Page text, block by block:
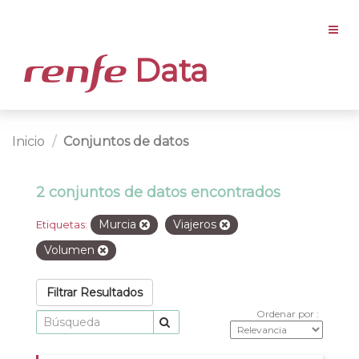
Data
Inicio Conjuntos de datos
2 conjuntos de datos encontrados
Etiquetas: Murcia
Viajeros
Volumen
Filtrar Resultados
Ordenar por